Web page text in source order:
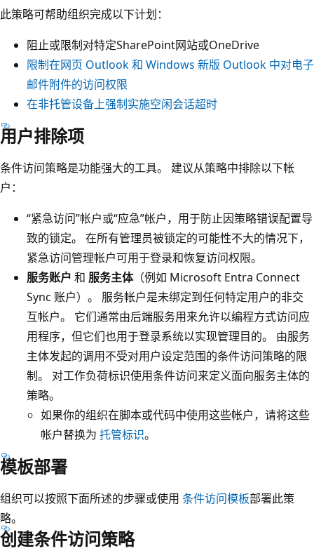
此策略可帮助组织完成以下计划：
阻止或限制对特定SharePoint网站或OneDrive
限制在网页 Outlook 和 Windows 新版 Outlook 中对电子
邮件附件的访问权限
在非托管设备上强制实施空闲会话超时
用户排除项
条件访问策略是功能强大的工具。 建议从策略中排除以下帐
户：
“紧急访问”帐户或“应急”帐户，用于防止因策略错误配置导
致的锁定。 在所有管理员被锁定的可能性不大的情况下，
紧急访问管理帐户可用于登录和恢复访问权限。
服务账户 和 服务主体（例如 Microsoft Entra Connect
Sync 账户）。 服务帐户是未绑定到任何特定用户的非交
互帐户。 它们通常由后端服务用来允许以编程方式访问应
用程序，但它们也用于登录系统以实现管理目的。 由服务
主体发起的调用不受对用户设定范围的条件访问策略的限
制。 对工作负荷标识使用条件访问来定义面向服务主体的
策略。
如果你的组织在脚本或代码中使用这些帐户，请将这些
帐户替换为 托管标识。
模板部署
组织可以按照下面所述的步骤或使用 条件访问模板部署此策
略。
创建条件访问策略